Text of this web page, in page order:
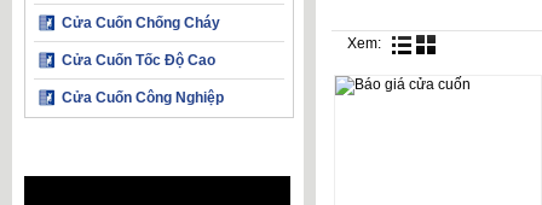
Cửa Cuốn Chống Cháy
Cửa Cuốn Tốc Độ Cao
Cửa Cuốn Công Nghiệp
Xem: